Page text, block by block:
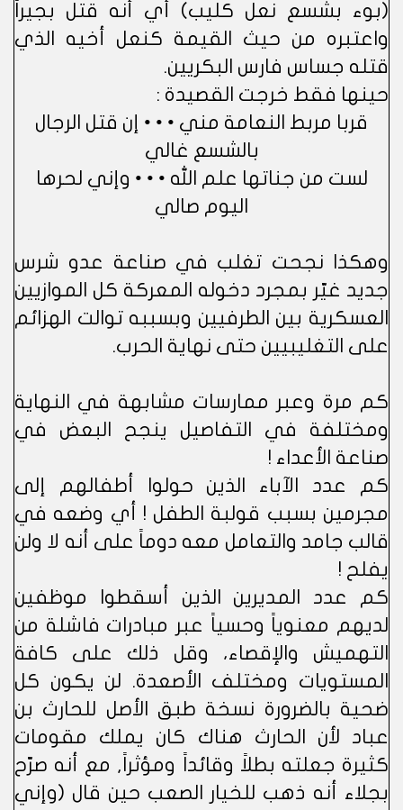
(بوء بشسع نعل كليب) أي أنه قتل بجيراً
واعتبره من حيث القيمة كنعل أخيه الذي
قتله جساس فارس البكريين.
حينها فقط خرجت القصيدة :
قربا مربط النعامة مني • • • إن قتل الرجال
بالشسع غالي
لست من جناتها علم الله • • • وإني لحرها
اليوم صالي
وهكذا نجحت تغلب في صناعة عدو شرس
جديد غيّر بمجرد دخوله المعركة كل الموازيين
العسكرية بين الطرفيين وبسببه توالت الهزائم
على التغليبيين حتى نهاية الحرب.
كم مرة وعبر ممارسات مشابهة في النهاية
ومختلفة في التفاصيل ينجح البعض في
صناعة الأعداء !
كم عدد الآباء الذين حولوا أطفالهم إلى
مجرمين بسبب قولبة الطفل ! أي وضعه في
قالب جامد والتعامل معه دوماً على أنه لا ولن
يفلح !
كم عدد المديرين الذين أسقطوا موظفين
لديهم معنوياً وحسياً عبر مبادرات فاشلة من
التهميش والإقصاء، وقل ذلك على كافة
المستويات ومختلف الأصعدة. لن يكون كل
ضحية بالضرورة نسخة طبق الأصل للحارث بن
عباد لأن الحارث هناك كان يملك مقومات
كثيرة جعلته بطلاً وقائداً ومؤثراً, مع أنه صرّح
بجلاء أنه ذهب للخيار الصعب حين قال (وإني